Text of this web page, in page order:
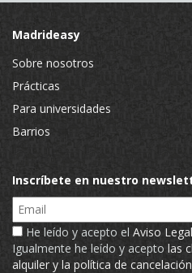
Madrideasy
Sobre nosotros
Prácticas
Para universidades
Barrios
Inscríbete en nuestro
Email
He leído y acepto el Aviso Legal
Igualmente he leído y acepto las
alquiler y la política de cancelación